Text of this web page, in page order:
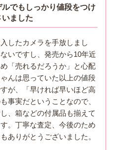
ルでもしっかり値段をつけ
ました
したカメラを手放しまし
いですし、発売から10年近
「売れるだろうか」と心配
んは思っていた以上の値段
が、「早ければ早いほど高
事実だということなので、
、箱などの付属品も揃えて
。丁寧な査定、今後のため
ありがとうございました。